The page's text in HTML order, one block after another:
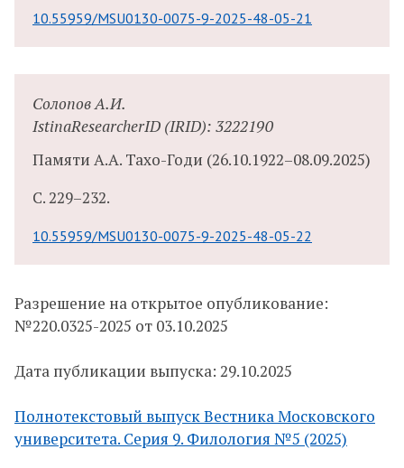
10.55959/MSU0130-0075-9-2025-48-05-21
Солопов А.И.
IstinaResearcherID (IRID): 3222190
Памяти А.А. Тахо-Годи (26.10.1922–08.09.2025)
С.229–232.
10.55959/MSU0130-0075-9-2025-48-05-22
Разрешение на открытое опубликование:
№220.0325-2025 от 03.10.2025
Дата публикации выпуска: 29.10.2025
Полнотекстовый выпуск Вестника Московского
университета. Серия 9. Филология №5 (2025)